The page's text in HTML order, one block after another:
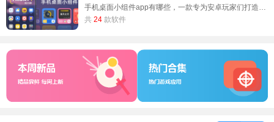
手机桌面小组件app有哪些，一款专为安卓玩家们打造的桌面组件自定义工具，涵盖时钟、日历、天气、倒计时、电量等基础组件，满足日常信息查看需求。还提供照片墙、便签、资讯等特色组件，像照片墙可展示精选相册照片，便签能随时记录灵感，资讯组件让用户及时获取新闻动态。支持对组件背景、字体颜色、样式以及布局等进行个性化设置。用户可根据喜好选择纯色、渐变色或自定义图片作为背景，调整字体大小、粗细与风格，自由排列组
共 24 款软件